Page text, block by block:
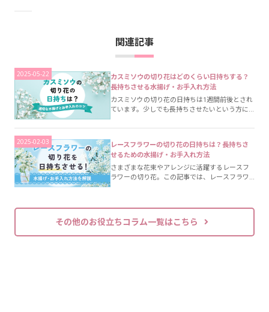
関連記事
2025-05-22
カスミソウの切り花はどのくらい日持ちする？
長持ちさせる水揚げ・お手入れ方法
カスミソウの切り花の日持ちは1週間前後とされ
ています。少しでも長持ちさせたいという方に
向けて、カスミソウに適した水揚げとお手入れ
方法をご紹介します。
2025-02-03
レースフラワーの切り花の日持ちは？長持ちさ
せるための水揚げ・お手入れ方法
さまざまな花束やアレンジに活躍するレースフ
ラワーの切り花。この記事では、レースフラワ
ーの切り花の日持ちや基本的な水揚げ方法をご
入れ方法についても解説しています。
その他のお役立ちコラム一覧はこちら